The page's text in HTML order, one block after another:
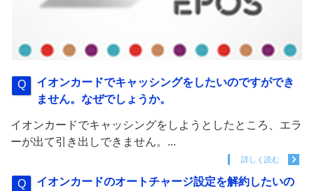
イオンカードでキャッシングをしたいのですができ
ません。なぜでしょうか。
イオンカードでキャッシングをしようとしたところ、エラ
ーが出て引き出しできません。...
詳しく読む
イオンカードのオートチャージ設定を解約したいの